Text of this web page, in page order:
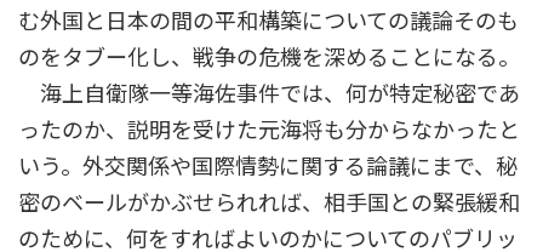
む外国と日本の間の平和構築についての議論そのも
のをタブー化し、戦争の危機を深めることになる。
海上自衛隊一等海佐事件では、何が特定秘密であ
ったのか、説明を受けた元海将も分からなかったと
いう。外交関係や国際情勢に関する論議にまで、秘
密のベールがかぶせられれば、相手国との緊張緩和
のために、何をすればよいのかについてのパブリッ